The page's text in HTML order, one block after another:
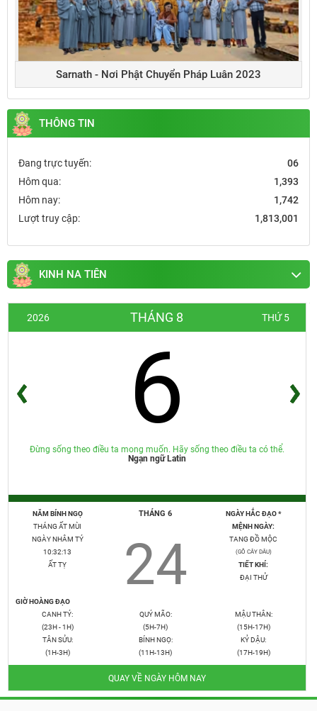
Sarnath - Nơi Phật Chuyển Pháp Luân 2023
THÔNG TIN
Đang trực tuyến:
06
Hôm qua:
1,393
Hôm nay:
1,742
Lượt truy cập:
1,813,001
KINH NA TIÊN
2026 THÁNG 8 THỨ 5
6
Đừng sống theo điều ta mong muốn. Hãy sống theo điều ta có thể.
Ngạn ngữ Latin
NĂM BÍNH NGỌ
THÁNG ẤT MÙI
NGÀY NHÂM TÝ
10:32:14
ẤT TỴ
THÁNG 6
24
NGÀY HẮC ĐẠO *
MỆNH NGÀY:
TANG ĐỒ MỘC
(GỖ CÂY DÂU)
TIẾT KHÍ:
ĐẠI THỬ
GIỜ HOÀNG ĐẠO
CANH TÝ:
(23H - 1H)
TÂN SỬU:
(1H-3H)
QUÝ MÃO:
(5H-7H)
BÍNH NGỌ:
(11H-13H)
MẬU THÂN:
(15H-17H)
KỶ DẬU:
(17H-19H)
QUAY VỀ NGÀY HÔM NAY